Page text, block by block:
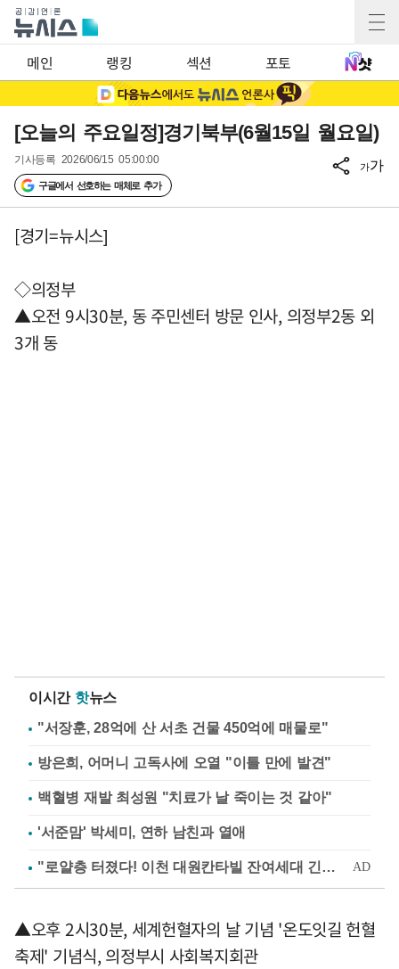
메인 랭킹 섹션 포토
[오늘의 주요일정]경기북부(6월15일 월요일)
기사등록 2026/06/15 05:00:00
구글에서 선호하는 매체로 추가
가가
[경기=뉴시스]
◇의정부
▲오전 9시30분, 동 주민센터 방문 인사, 의정부2동 외
3개 동
이시간 핫뉴스
"서장훈, 28억에 산 서초 건물 450억에 매물로"
방은희, 어머니 고독사에 오열 "이틀 만에 발견"
백혈병 재발 최성원 "치료가 날 죽이는 것 같아"
'서준맘' 박세미, 연하 남친과 열애
▲오후 2시30분, 세계헌혈자의 날 기념 '온도잇길 헌혈
축제' 기념식, 의정부시 사회복지회관